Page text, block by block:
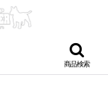
商品検索